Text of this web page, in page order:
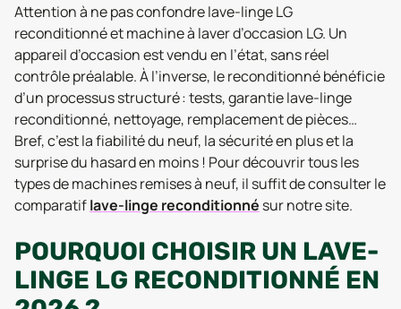
Attention à ne pas confondre lave-linge LG
reconditionné et machine à laver d’occasion LG. Un
appareil d’occasion est vendu en l’état, sans réel
contrôle préalable. À l’inverse, le reconditionné bénéficie
d’un processus structuré : tests, garantie lave-linge
reconditionné, nettoyage, remplacement de pièces…
Bref, c’est la fiabilité du neuf, la sécurité en plus et la
surprise du hasard en moins ! Pour découvrir tous les
types de machines remises à neuf, il suffit de consulter le
comparatiflave-linge reconditionné sur notre site.
POURQUOI CHOISIR UN LAVE-
LINGE LG RECONDITIONNÉ EN